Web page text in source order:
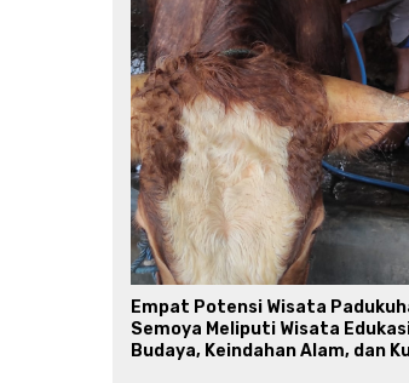
Empat Potensi Wisata
Semoya Meliputi Wisata
Budaya, Keindahan Alam, dan